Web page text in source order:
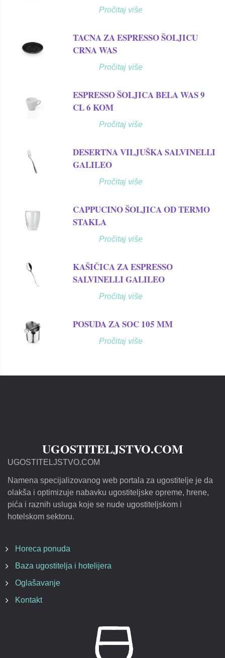
Pročitaj više
TACNA ZA ESPRESSO ŠOLJICU
CRNA WAS
Pročitaj više
ESPRESSO ŠOLJICA BELA WAS 9
CL 6 KOM
Pročitaj više
DESERTNA VILJUŠKA SALVINELLI
GALILEO
Pročitaj više
CAPPUCINO ŠOLJICA OD TERMO
STAKLA
Pročitaj više
KAŠIČICA ZA ESPRESSO
SALVINELLI GALILEO
Pročitaj više
POSUDA ZA SOC 105 MM
Pročitaj više
UGOSTITELJSTVO.COM
UGOSTITELJSTVO.COM
Namena specijalizovanog web portala za ugostitelje je da
olakša i optimizuje nabavku ugostiteljske opreme, hrene,
pića i raznih usluga koje se nude ugostiteljskom i
hotelskom sektoru.
Horeca ponuda
Baza ugostitelja i hotelijera
Oglašavanje
Kontakt